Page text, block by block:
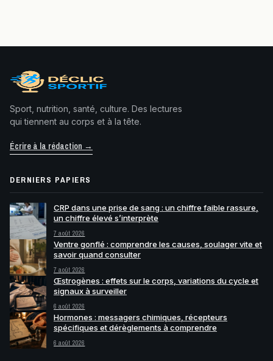
Sport, nutrition, santé, culture. Des lectures
qui tiennent au corps et à la tête.
Écrire à la rédaction →
DERNIERS PAPIERS
CRP dans une prise de sang : un chiffre faible rassure,
un chiffre élevé s’interprète
7 août 2026
Ventre gonflé : comprendre les causes, soulager vite et
savoir quand consulter
7 août 2026
Œstrogènes : effets sur le corps, variations du cycle et
signaux à surveiller
6 août 2026
Hormones : messagers chimiques, récepteurs
spécifiques et dérèglements à comprendre
6 août 2026